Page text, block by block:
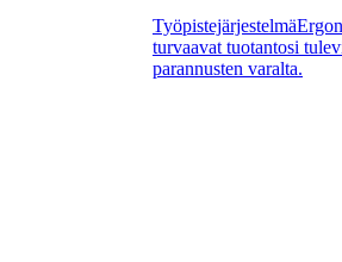
Työpistejärjestelmä
turvaavat tuotantosi
parannusten varalta.